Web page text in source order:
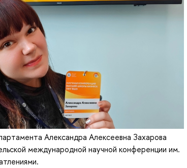
Александра Алексеевна Захарова
международной научной конференции им.